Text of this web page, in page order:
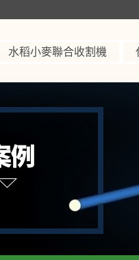
水稻小麥聯合收割機